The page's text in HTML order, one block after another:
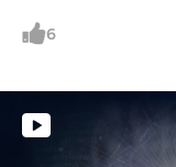
러다보니 LLM의 나쁜 습
작되고 있는 것인데요,
롬프트 컴퍼니 대표를
6